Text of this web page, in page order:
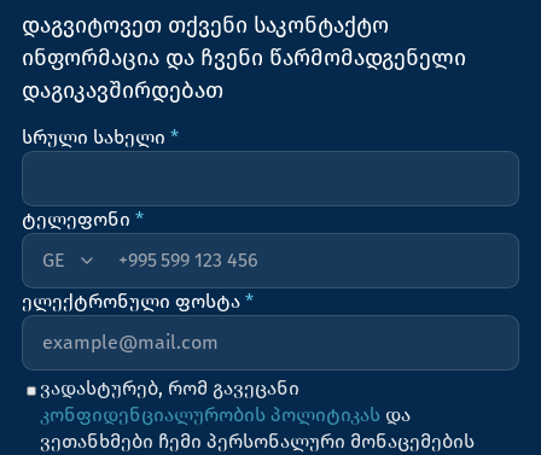
დაგვიტოვეთ თქვენი საკონტაქტო
ინფორმაცია და ჩვენი წარმომადგენელი
დაგიკავშირდებათ
სრული სახელი*
ტელეფონი *
+995
ელექტრონული ფოსტა *
ვადასტურებ, რომ გავეცანი
კონფიდენციალურობის პოლიტიკას და
ვეთანხმები ჩემი პერსონალური მონაცემების